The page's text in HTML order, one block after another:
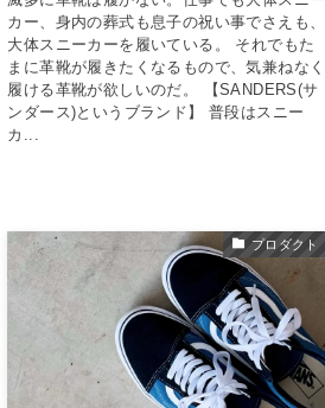
カー、身内の葬式も息子の祝い事でさえも、
大体スニーカーを履いている。 それでもた
まに革靴が履きたくなるもので、気兼ねなく
履ける革靴が欲しいのだ。 【SANDERS(サ
ンダース)というブランド】 普段はスニー
カ...
プロダクト